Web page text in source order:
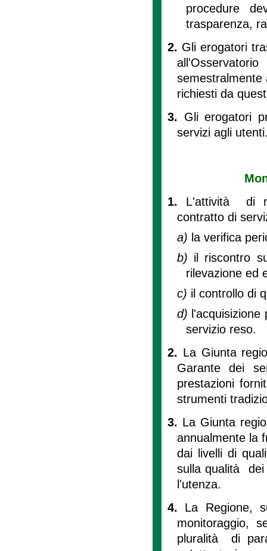
procedure
trasparenza,
2. Gli erogatori
semestralmente
richiesti da
3. Gli erogatori
servizi agli
1. L'attività di
contratto di
a) la verifica
b) il riscontro
rilevazione ed
c) il controllo di
d)
servizio reso.
2. La Giunta
Garante dei
prestazioni
strumenti
3. La Giunta
annualmente la
dai livelli di
sulla qualità dei
l'utenza.
4. La Regione,
monitoraggio,
pluralità di